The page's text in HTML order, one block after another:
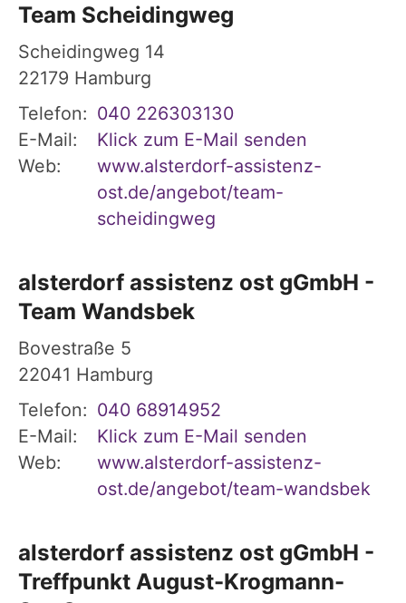
Team Scheidingweg
Scheidingweg 14
22179 Hamburg
Telefon: 040 226303130
E-Mail:
Klick zum E-Mail senden
Web:
www.alsterdorf-assistenz-
ost.de/angebot/team-
scheidingweg
alsterdorf assistenz ost gGmbH -
Team Wandsbek
Bovestraße 5
22041 Hamburg
Telefon: 040 68914952
E-Mail:
Klick zum E-Mail senden
Web:
www.alsterdorf-assistenz-
ost.de/angebot/team-wandsbek
alsterdorf assistenz ost gGmbH -
Treffpunkt August-Krogmann-